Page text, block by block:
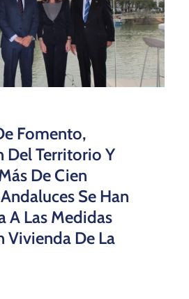
Fomento,
Del Territorio Y
De Cien
Se Han
A Las Medidas
Vivienda De La